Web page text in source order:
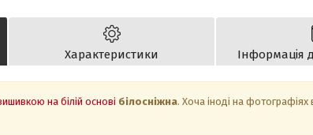
Характеристики Інформація
на білій основі білосніжна. Хоча іноді на фотографіях